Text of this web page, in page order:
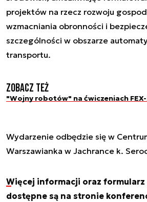
projektów na rzecz rozwoju
wzmacniania obronności i
szczególności w obszarze
transportu.
Zobacz też
"Wojny robotów" na ćwiczeniach
Wydarzenie odbędzie się w
Warszawianka w Jachrance k.
Więcej informacji oraz formularz
dostępne są na stronie